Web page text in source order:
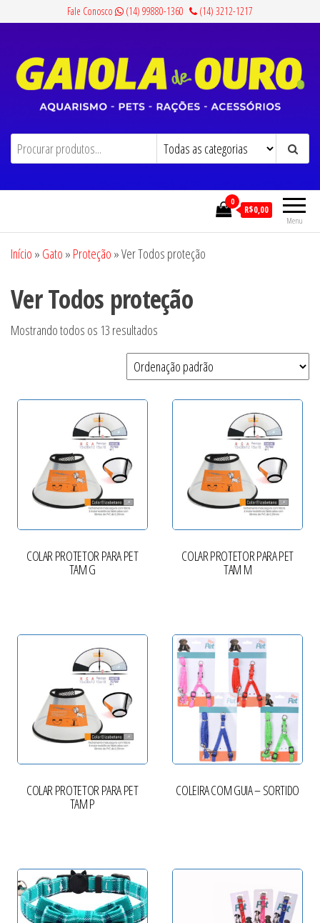
conteúdo
Fale Conosco (14) 99880-1360 (14) 3212-1217
Gaiola de Ouro Aquarismo, Pets, Rações e Acessórios
Menu
0
R$0,00
Início » Gato » Proteção »Ver Todos proteção
Ver Todos proteção
Mostrando todos os 13 resultados
COLAR PROTETOR PARA PET
TAM G
COLAR PROTETOR PARA PET
TAM M
COLAR PROTETOR PARA PET
TAM P
COLEIRA COM GUIA – SORTIDO